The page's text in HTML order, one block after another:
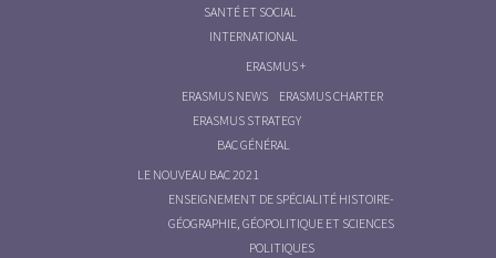
SANTÉ ET SOCIAL
INTERNATIONAL
ERASMUS +
ERASMUS NEWS
ERASMUS CHARTER
ERASMUS STRATEGY
BAC GÉNÉRAL
LE NOUVEAU BAC 2021
ENSEIGNEMENT DE SPÉCIALITÉ HISTOIRE-
GÉOGRAPHIE, GÉOPOLITIQUE ET SCIENCES
POLITIQUES